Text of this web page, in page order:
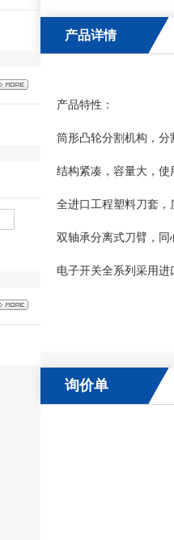
产品详情
产品特性：
筒形凸轮分割机构，分
结构紧凑，容量大，使
全进口工程塑料刀套，
双轴承分离式刀臂，同
电子开关全系列采用进
询价单